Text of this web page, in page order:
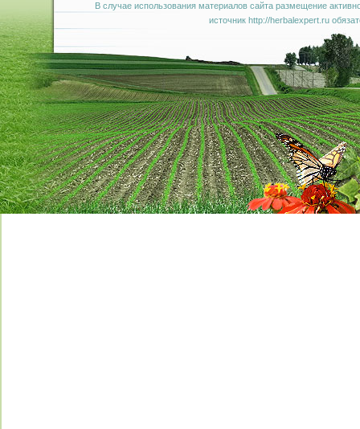
В случае использования материалов сайта размещение
источник http://herbalexpert.ru